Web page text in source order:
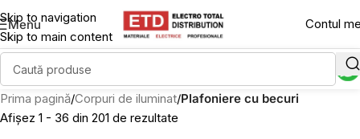
Skip to navigation
Skip to main content
Menu Contul
Prima pagină/Corpuri de iluminat/Plafoniere cu becuri
Afișez 1 - 36 din 201 de rezultate